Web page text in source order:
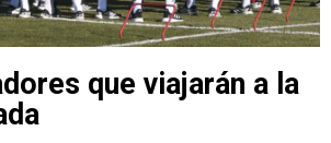
que viajarán a la